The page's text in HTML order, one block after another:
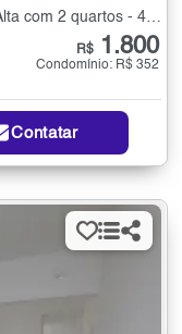
Apartamento para Alugar na Vila Maria Alta com 2 quartos - 47 m²
R$ 1.800
Condomínio: R$ 352
Contatar